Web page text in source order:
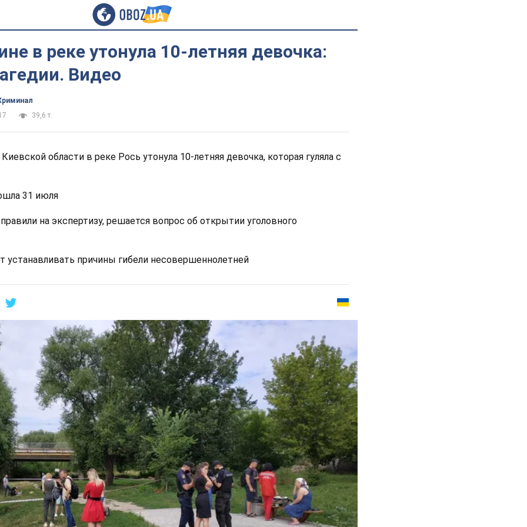
в реке утонула 10-летняя девочка:
Видео
39,6 т.
области в реке Рось утонула 10-летняя девочка, которая гуляла с
31 июля
на экспертизу, решается вопрос об открытии уголовного
устанавливать причины гибели несовершеннолетней